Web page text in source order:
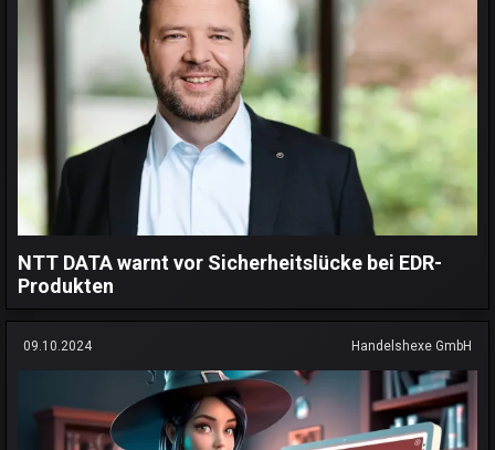
NTT DATA warnt vor Sicherheitslücke bei EDR-
Produkten
09.10.2024 Handelshexe GmbH